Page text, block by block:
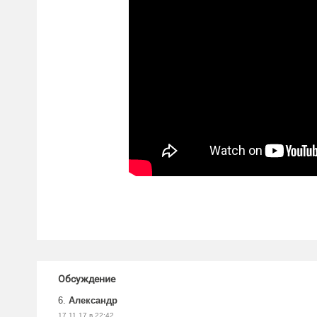
Обсуждение
6. Александр
17.11.17 в 22:42